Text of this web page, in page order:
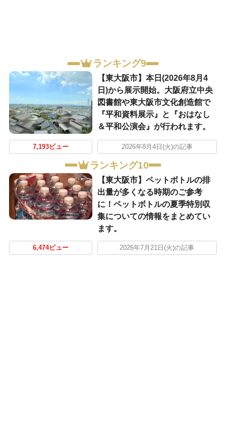
ランキング9
【東大阪市】本日(2026年8月4
日)から展示開始。大阪府立中央
図書館や東大阪市文化創造館で
『平和資料展示』と『おはなし
＆平和公演会』が行われます。
7,193ビュー 2026年8月4日(火)の記事
ランキング10
【東大阪市】ペットボトルの排
出量が多くなる時期のご参考
に！ペットボトルの夏季特別収
集についての情報をまとめてい
ます。
6,474ビュー 2026年7月21日(火)の記事